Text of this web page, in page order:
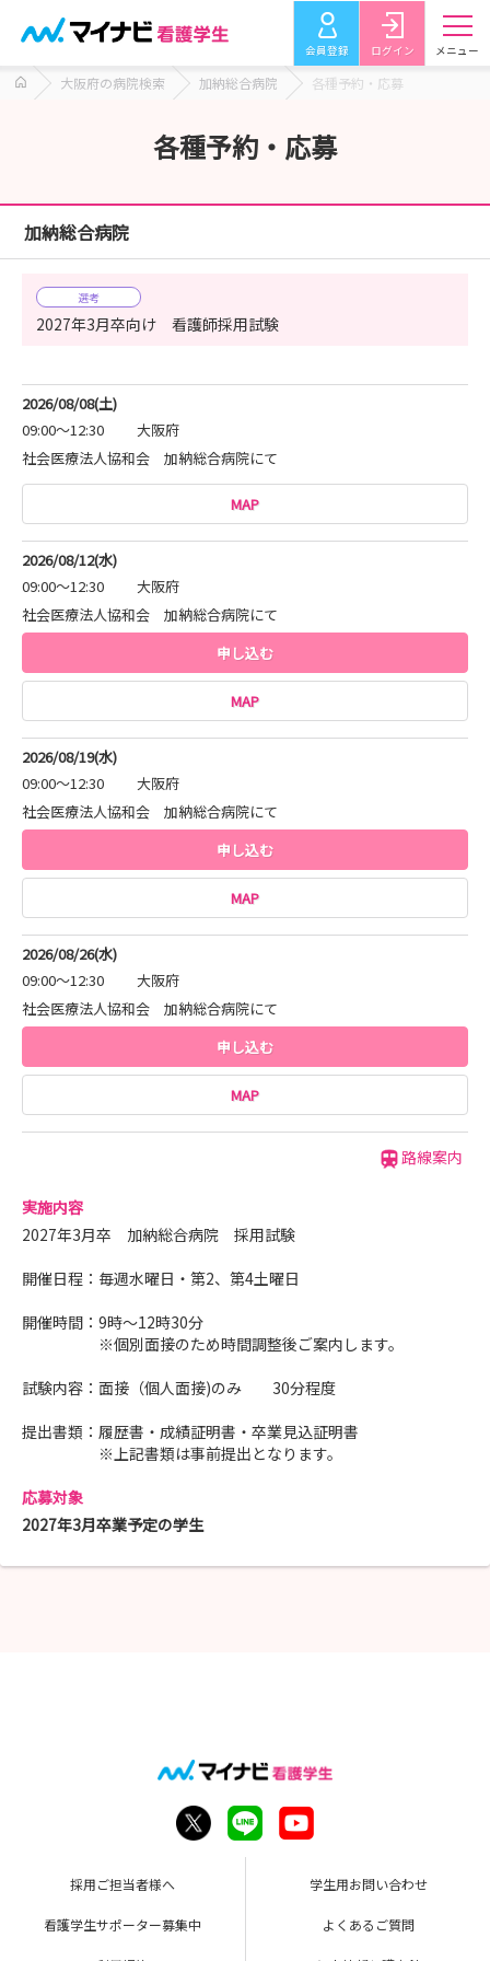
会員登録 ログイン メニュー
大阪府の病院検索 加納総合病院 各種予約・応募
各種予約・応募
加納総合病院
選考
2027年3月卒向け 看護師採用試験
2026/08/08(土)
09:00～12:30
大阪府
社会医療法人協和会 加納総合病院にて
MAP
2026/08/12(水)
09:00～12:30
大阪府
社会医療法人協和会 加納総合病院にて
申し込む
MAP
2026/08/19(水)
09:00～12:30
大阪府
社会医療法人協和会 加納総合病院にて
申し込む
MAP
2026/08/26(水)
09:00～12:30
大阪府
社会医療法人協和会 加納総合病院にて
申し込む
MAP
路線案内
実施内容
2027年3月卒 加納総合病院 採用試験
開催日程：毎週水曜日・第2、第4土曜日
開催時間：9時～12時30分
※個別面接のため時間調整後ご案内します。
試験内容：面接（個人面接)のみ 30分程度
提出書類：履歴書・成績証明書・卒業見込証明書
※上記書類は事前提出となります。
応募対象
2027年3月卒業予定の学生
採用ご担当者様へ 学生用お問い合わせ
看護学生サポーター募集中 よくあるご質問